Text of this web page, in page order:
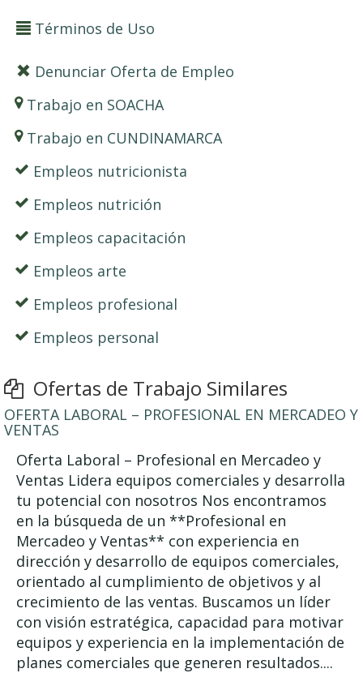
Términos de Uso
Denunciar Oferta de Empleo
Trabajo en SOACHA
Trabajo en CUNDINAMARCA
Empleos nutricionista
Empleos nutrición
Empleos capacitación
Empleos arte
Empleos profesional
Empleos personal
Ofertas de Trabajo Similares
OFERTA LABORAL – PROFESIONAL EN MERCADEO Y
VENTAS
Oferta Laboral – Profesional en Mercadeo y
Ventas Lidera equipos comerciales y desarrolla
tu potencial con nosotros Nos encontramos
en la búsqueda de un **Profesional en
Mercadeo y Ventas** con experiencia en
dirección y desarrollo de equipos comerciales,
orientado al cumplimiento de objetivos y al
crecimiento de las ventas. Buscamos un líder
con visión estratégica, capacidad para motivar
equipos y experiencia en la implementación de
planes comerciales que generen resultados....